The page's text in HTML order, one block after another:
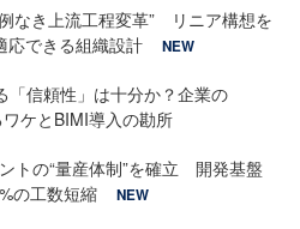
なき上流工程変革” リニア構想を
応できる組織設計
NEW
「信頼性」は十分か？企業の
ケとBIMI導入の勘所
トの“量産体制”を確立 開発基盤
の工数短縮
NEW